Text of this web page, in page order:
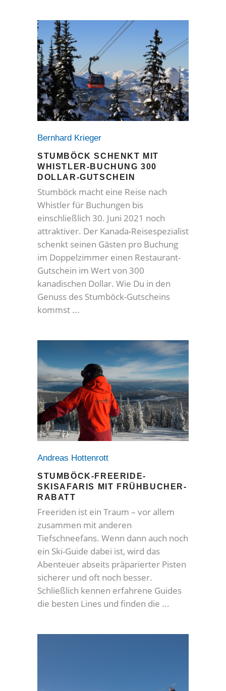
Bernhard Krieger
STUMBÖCK SCHENKT MIT
WHISTLER-BUCHUNG 300
DOLLAR-GUTSCHEIN
Stumböck macht eine Reise nach
Whistler für Buchungen bis
einschließlich 30. Juni 2021 noch
attraktiver. Der Kanada-Reisespezialist
schenkt seinen Gästen pro Buchung
im Doppelzimmer einen Restaurant-
Gutschein im Wert von 300
kanadischen Dollar. Wie Du in den
Genuss des Stumböck-Gutscheins
kommst
Andreas Hottenrott
STUMBÖCK-FREERIDE-
SKISAFARIS MIT FRÜHBUCHER-
RABATT
Freeriden ist ein Traum – vor allem
zusammen mit anderen
Tiefschneefans. Wenn dann auch noch
ein Ski-Guide dabei ist, wird das
Abenteuer abseits präparierter Pisten
sicherer und oft noch besser.
Schließlich kennen erfahrene Guides
die besten Lines und finden die